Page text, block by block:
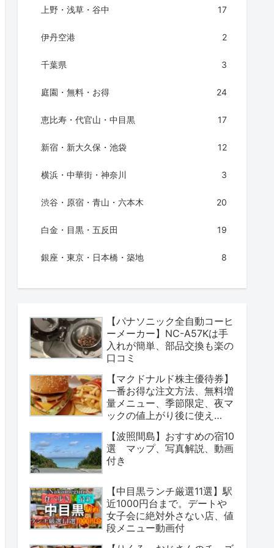
上野・浅草・谷中 17
伊丹空港 2
千葉県 3
庭園・無料・お得 24
恵比寿・代官山・中目黒 17
新宿・新大久保・池袋 12
横浜・中華街・神奈川 3
渋谷・原宿・青山・六本木 20
白金・目黒・五反田 19
銀座・東京・日本橋・築地 8
【パナソニック全自動コーヒ
ーメーカー】NC-A57Kは手
入れが簡単、部品交換も楽の
口コミ
【マクドナルド株主優待券】
一番お得な注文方法、無料増
量メニュー、季節限定、夜マ
ックの値上がり後に使え
【波照間島】おすすめの宿10
選 マップ、写真解説、動画
付き
【中目黒ランチ厳選11選】駅
近1000円台まで。デートや
女子会に絶対外さない店、値
段メニュー動画付